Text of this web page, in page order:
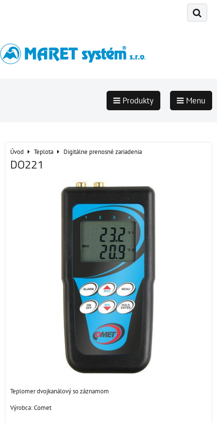
Produkty Menu
Úvod Teplota Digitálne prenosné zariadenia
DO221
Teplomer dvojkanálový so záznamom
Výrobca:Comet